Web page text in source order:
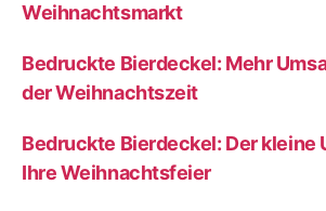
Weihnachtsmarkt
Bedruckte Bierdeckel: Mehr
der Weihnachtszeit
Bedruckte Bierdeckel: Der kleine
Ihre Weihnachtsfeier